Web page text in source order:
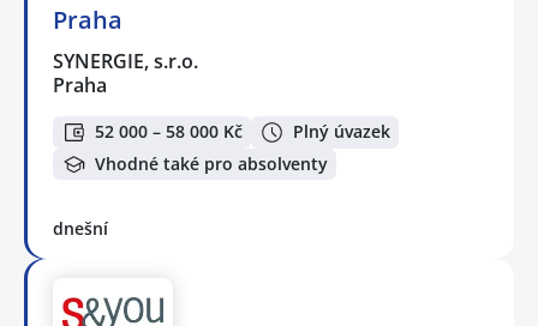
Praha
SYNERGIE, s.r.o.
Praha
52 000 – 58 000 Kč
Plný úvazek
Vhodné také pro absolventy
dnešní